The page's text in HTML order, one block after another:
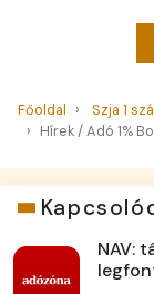
Főoldal
Szja 1
Hírek / Adó 1%
NAV: